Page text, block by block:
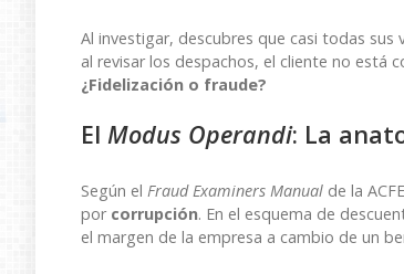
Al investigar, descubres que casi todas sus
al revisar los despachos, el cliente no está
¿Fidelización o fraude?
El Modus Operandi: La
Según el Fraud Examiners Manual de la
por corrupción. En el esquema de
el margen de la empresa a cambio de un